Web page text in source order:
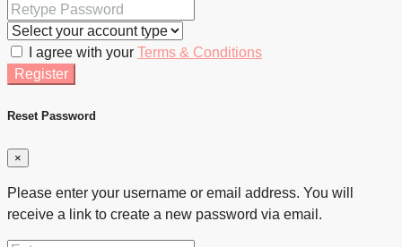
I agree with your Terms & Conditions
Register
Reset Password
×
Please enter your username or email address. You will
receive a link to create a new password via email.